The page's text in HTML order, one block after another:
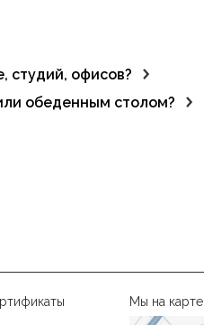
внимания.
студий, офисов?
обеденным столом?
Мы на карте